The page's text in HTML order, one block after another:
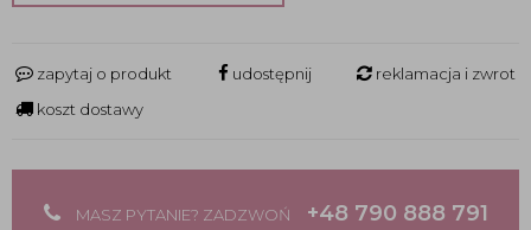
zapytaj o produkt udostępnij
reklamacja i zwrot
koszt dostawy
MASZ PYTANIE? ZADZWOŃ +48 790 888 791